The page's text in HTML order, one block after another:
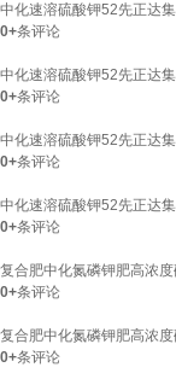
中化速溶硫酸钾52先正达
0+条评论
中化速溶硫酸钾52先正达
0+条评论
中化速溶硫酸钾52先正达
0+条评论
中化速溶硫酸钾52先正达
0+条评论
复合肥中化氮磷钾肥高浓
0+条评论
复合肥中化氮磷钾肥高浓
0+条评论